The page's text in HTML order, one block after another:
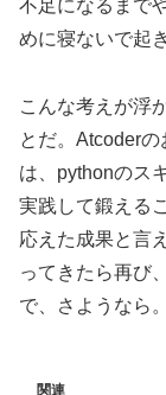
不足になるまで
めに寝ないで起
こんな考えが浮
とだ。Atcoder
は、pythonのス
実践して鍛える
応えた成果と言
ってきたら再び
で、さようなら。
関連